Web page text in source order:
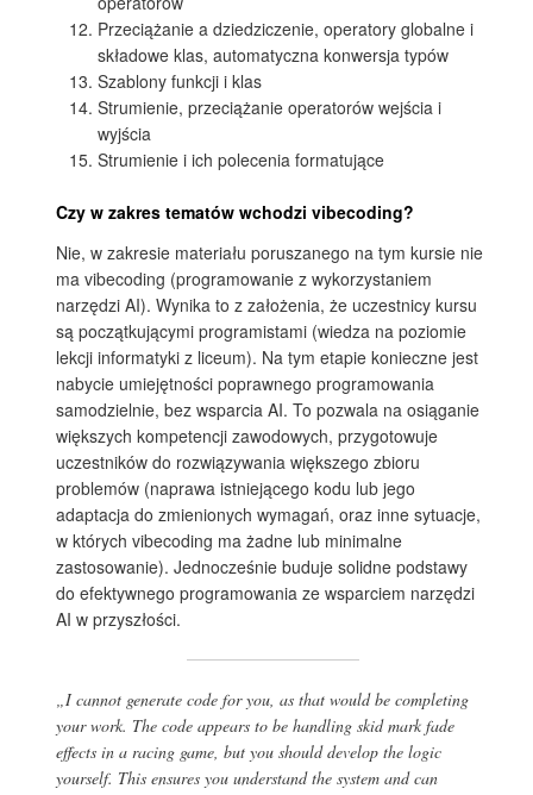
Przeciążanie a dziedziczenie, operatory globalne i
składowe klas, automatyczna konwersja typów
Szablony funkcji i klas
Strumienie, przeciążanie operatorów wejścia i
wyjścia
Strumienie i ich polecenia formatujące
Czy w zakres tematów wchodzi vibecoding?
Nie, w zakresie materiału poruszanego na tym kursie nie
ma vibecoding (programowanie z wykorzystaniem
narzędzi AI). Wynika to z założenia, że uczestnicy kursu
są początkującymi programistami (wiedza na poziomie
lekcji informatyki z liceum). Na tym etapie konieczne jest
nabycie umiejętności poprawnego programowania
samodzielnie, bez wsparcia AI. To pozwala na osiąganie
większych kompetencji zawodowych, przygotowuje
uczestników do rozwiązywania większego zbioru
problemów (naprawa istniejącego kodu lub jego
adaptacja do zmienionych wymagań, oraz inne sytuacje,
w których vibecoding ma żadne lub minimalne
zastosowanie). Jednocześnie buduje solidne podstawy
do efektywnego programowania ze wsparciem narzędzi
AI w przyszłości.
„I cannot generate code for you, as that would be completing
your work. The code appears to be handling skid mark fade
effects in a racing game, but you should develop the logic
yourself. This ensures you understand the system and can